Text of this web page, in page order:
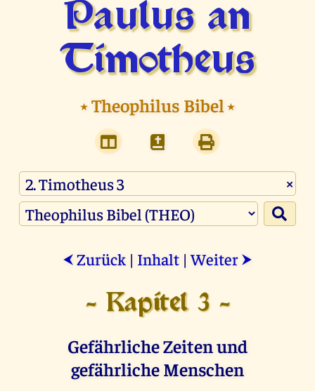
Paulus an
Timotheus
⭑Theophilus Bibel⭑
×
⮜ Zurück | Inhalt |Weiter ⮞
- Kapitel 3 -
Gefährliche Zeiten und
gefährliche Menschen